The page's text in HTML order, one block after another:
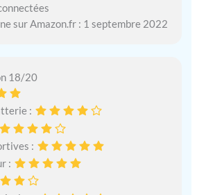
sur Amazon.fr : 1 septembre 2022
18/20
:
:
: